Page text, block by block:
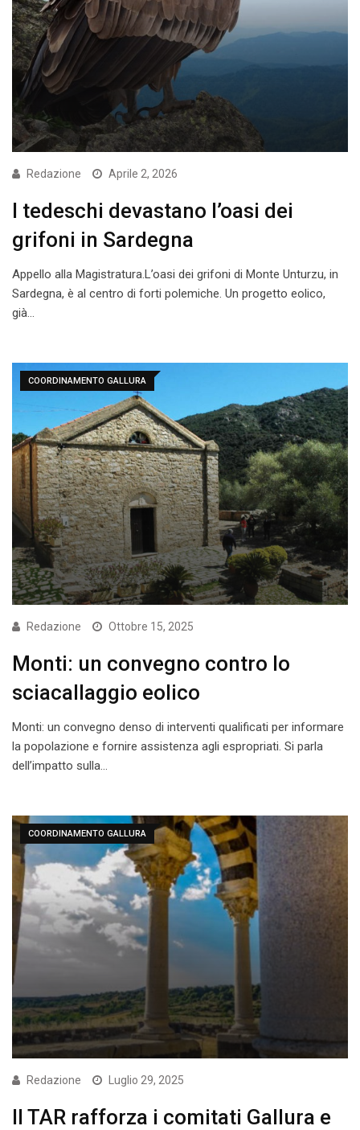
Redazione Aprile 2, 2026
I tedeschi devastano l’oasi dei
grifoni in Sardegna
Appello alla Magistratura.L’oasi dei grifoni di Monte Unturzu, in
Sardegna, è al centro di forti polemiche. Un progetto eolico,
già…
COORDINAMENTO GALLURA
Redazione Ottobre 15, 2025
Monti: un convegno contro lo
sciacallaggio eolico
Monti: un convegno denso di interventi qualificati per informare
la popolazione e fornire assistenza agli espropriati. Si parla
dell’impatto sulla…
COORDINAMENTO GALLURA
Redazione Luglio 29, 2025
Il TAR rafforza i comitati Gallura e